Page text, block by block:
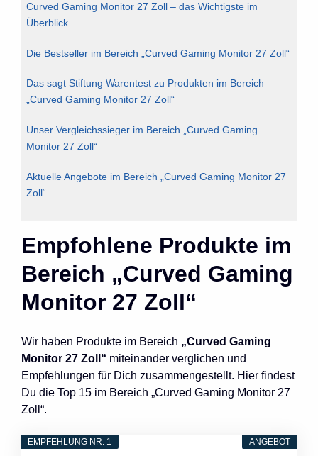
Curved Gaming Monitor 27 Zoll – das Wichtigste im
Überblick
Die Bestseller im Bereich „Curved Gaming Monitor 27 Zoll“
Das sagt Stiftung Warentest zu Produkten im Bereich
„Curved Gaming Monitor 27 Zoll“
Unser Vergleichssieger im Bereich „Curved Gaming
Monitor 27 Zoll“
Aktuelle Angebote im Bereich „Curved Gaming Monitor 27
Zoll“
Empfohlene Produkte im
Bereich „Curved Gaming
Monitor 27 Zoll“
Wir haben Produkte im Bereich „Curved Gaming
Monitor 27 Zoll“ miteinander verglichen und
Empfehlungen für Dich zusammengestellt. Hier findest
Du die Top 15 im Bereich „Curved Gaming Monitor 27
Zoll“.
ANGEBOT
EMPFEHLUNG NR. 1